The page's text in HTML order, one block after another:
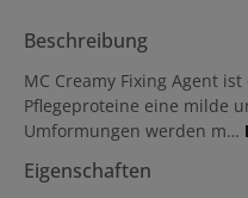
Beschreibung
MC Creamy Fixing Agent
Pflegeproteine eine milde
Umformungen werden m…
Eigenschaften